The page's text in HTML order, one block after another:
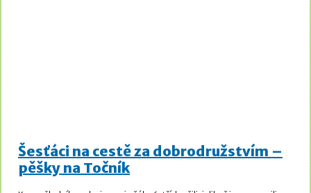
Šesťáci na cestě za dobrodružstvím –
pěšky na Točník